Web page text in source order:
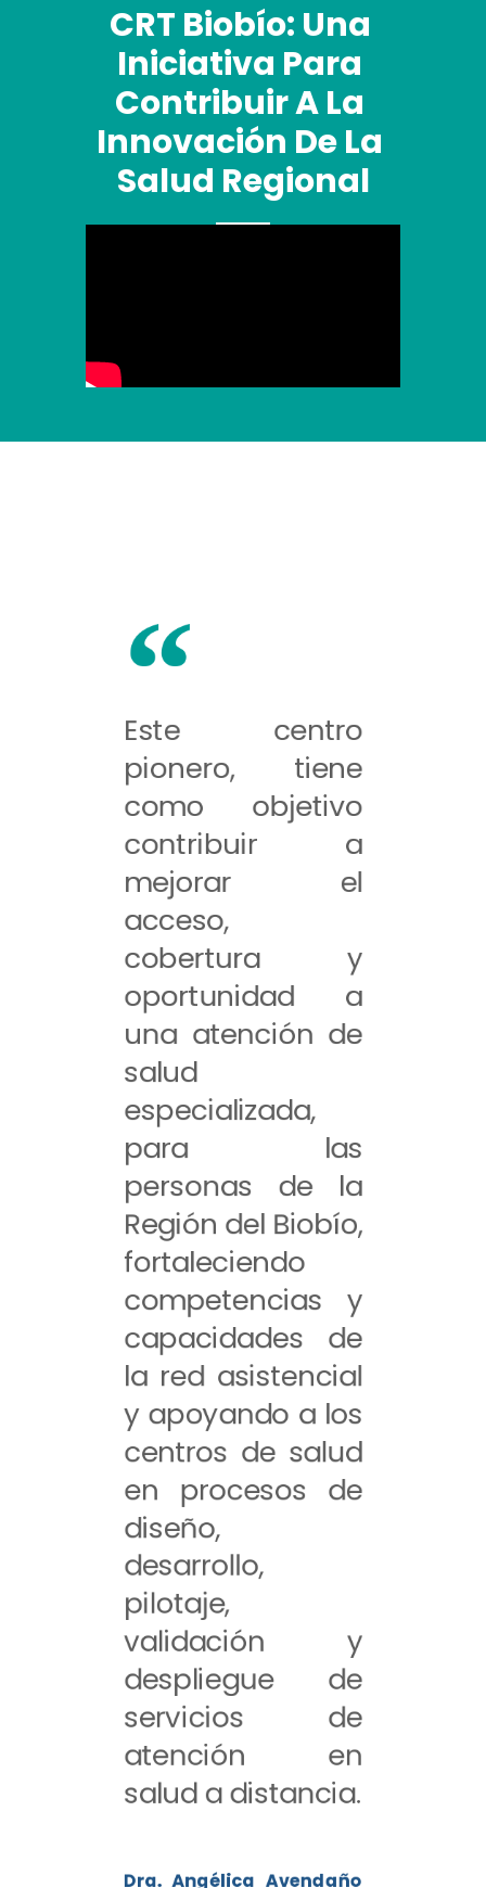
CRT Biobío: Una
Iniciativa Para
Contribuir A La
Innovación De La
Salud Regional
Este centro
pionero, tiene
como objetivo
contribuir a
mejorar el
acceso,
cobertura y
oportunidad a
una atención de
salud
especializada,
para las
personas de la
Región del Biobío,
fortaleciendo
competencias y
capacidades de
la red asistencial
y apoyando a los
centros de salud
en procesos de
diseño,
desarrollo,
pilotaje,
validación y
despliegue de
servicios de
atención en
salud a distancia.
Dra. Angélica Avendaño